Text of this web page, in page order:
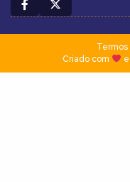
Termos|
Criado com
e